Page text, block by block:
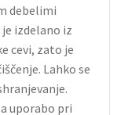
debelimi
izdelano iz
cevi, zato je
Lahko se
uporabo pri